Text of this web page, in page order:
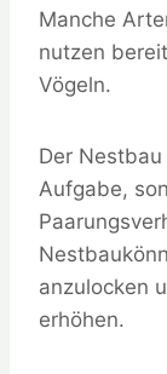
Manche
nutzen
Vögeln.
Der
Aufgabe,
anzulocken
erhöhen.